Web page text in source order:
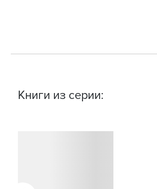
Книги из серии: